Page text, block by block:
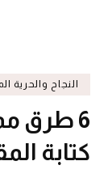
النجاح والحرية
6 طرق
كتابة